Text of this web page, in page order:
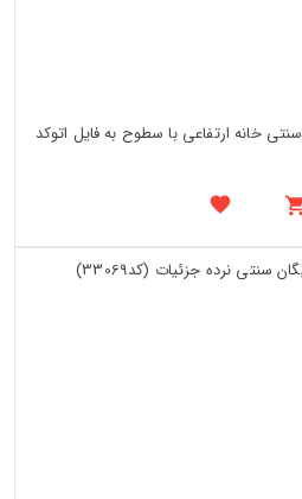
دانلود نقشه اتوکدی دانلود The سنتی خانه ارتفاعی با سطوح به فایل اتوکد